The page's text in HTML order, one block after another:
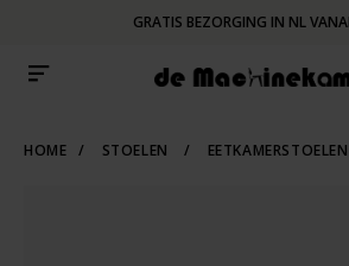
GRATIS BEZORGING IN NL
HOME / STOELEN / EETKAMERSTOELEN